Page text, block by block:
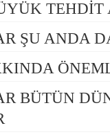
ŞU ANDA
BÜTÜN